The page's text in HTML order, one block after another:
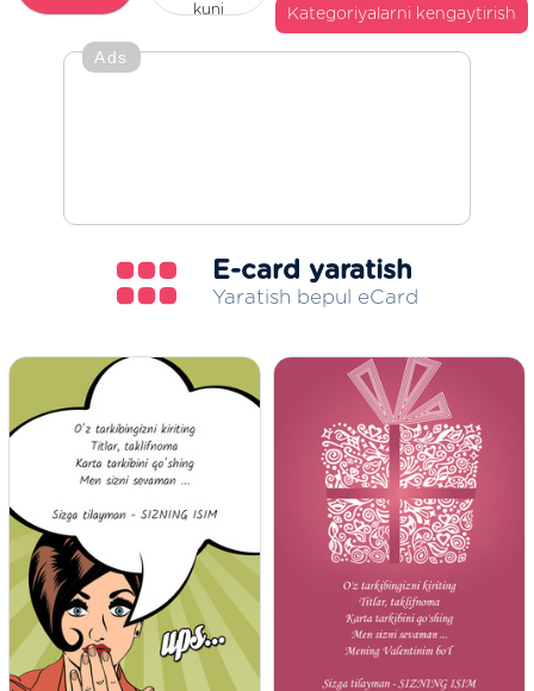
kuni
Kategoriyalarni kengaytirish
Ads
E-card yaratish
Yaratish bepul eCard